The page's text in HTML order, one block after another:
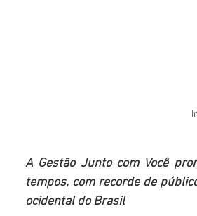
A Gestão Junto com Você
tempos, com recorde de
ocidental do Brasil